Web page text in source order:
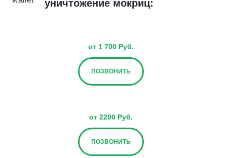
уничтожение мокриц:
от 1 700 Руб.
ПОЗВОНИТЬ
от 2200 Руб.
ПОЗВОНИТЬ